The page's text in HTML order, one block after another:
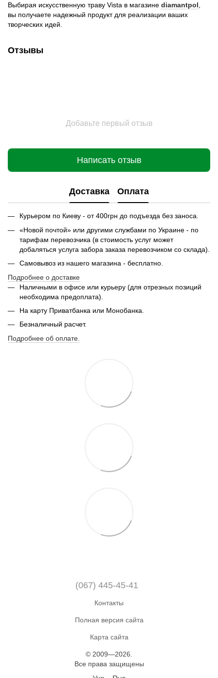
Выбирая искусственную траву Vista в магазине diamantpol,
вы получаете надежный продукт для реализации ваших
творческих идей.
Отзывы
Добавьте первый отзыв
Написать отзыв
Доставка Оплата
Курьером по Киеву - от 400грн до подъезда без заноса.
«Новой почтой» или другими службами по Украине - по
тарифам перевозчика (в стоимость услуг может
добаляться услуга забора заказа перевозчиком со склада).
Самовывоз из нашего магазина - бесплатно.
Подробнее о доставке
Наличными в офисе или курьеру (для отрезных позиций
необходима предоплата).
На карту Приватбанка или Монобанка.
Безналичный расчет.
Подробнее об оплате.
(067) 445-45-41
Контакты
Полная версия сайта
Карта сайта
© 2009—2026.
Все права защищены